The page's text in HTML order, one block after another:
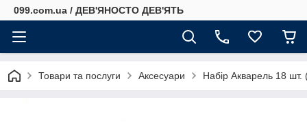
099.com.ua / ДЕВ'ЯНОСТО ДЕВ'ЯТЬ
Товари та послуги Аксесуари Набір Акварель 18 шт.